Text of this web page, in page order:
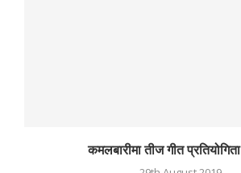
कमलबारीमा तीज गीत